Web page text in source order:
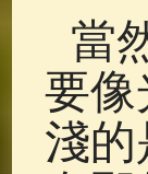
當
要像
淺